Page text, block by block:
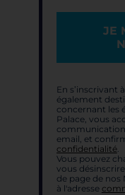
JE
En s’inscrivant
également
concernant les
Palace, vous
email, et
confidentialité.
Vous pouvez
vous
de page de
à l'adresse